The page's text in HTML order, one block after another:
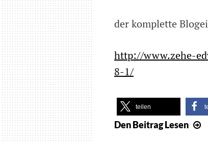
der komplette
http://www.zehe-
8-1/
teilen
Den BeitragLesen